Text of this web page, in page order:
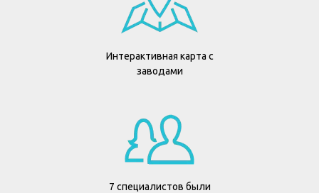
Интерактивная карта с
заводами
7 специалистов были